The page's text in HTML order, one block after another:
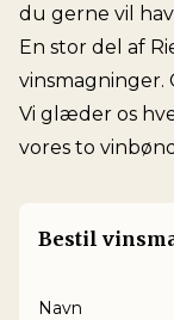
du gerne vil
En stor del af
vinsmagninger.
Vi glæder os
vores to
Bestil
Navn